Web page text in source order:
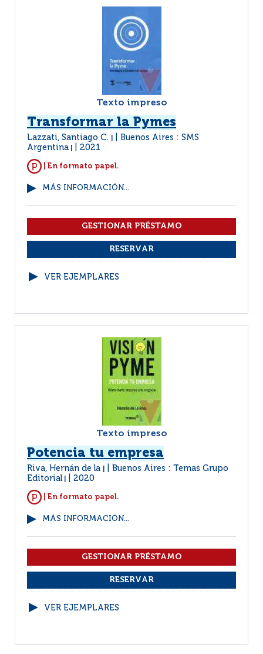
Texto impreso
Transformar la Pymes
Lazzati, Santiago C.
Buenos Aires : SMS
Argentina
2021
| En formato papel.
MÁS INFORMACIÓN...
VER EJEMPLARES
Texto impreso
Potencia tu empresa
Riva, Hernán de la
Buenos Aires : Temas Grupo
Editorial
2020
| En formato papel.
MÁS INFORMACIÓN...
VER EJEMPLARES